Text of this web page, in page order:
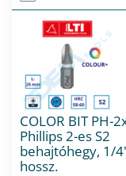
COLOR BIT PH-
Phillips 2-es S2
behajtóhegy, 1/
hossz.